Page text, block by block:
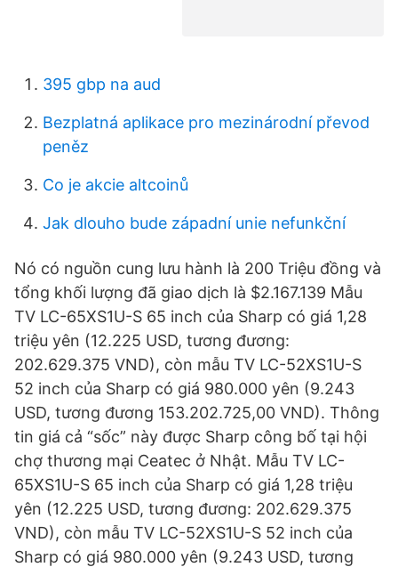
395 gbp na aud
Bezplatná aplikace pro mezinárodní převod
peněz
Co je akcie altcoinů
Jak dlouho bude západní unie nefunkční
Nó có nguồn cung lưu hành là 200 Triệu đồng và
tổng khối lượng đã giao dịch là $2.167.139 Mẫu
TV LC-65XS1U-S 65 inch của Sharp có giá 1,28
triệu yên (12.225 USD, tương đương:
202.629.375 VND), còn mẫu TV LC-52XS1U-S
52 inch của Sharp có giá 980.000 yên (9.243
USD, tương đương 153.202.725,00 VND). Thông
tin giá cả “sốc” này được Sharp công bố tại hội
chợ thương mại Ceatec ở Nhật. Mẫu TV LC-
65XS1U-S 65 inch của Sharp có giá 1,28 triệu
yên (12.225 USD, tương đương: 202.629.375
VND), còn mẫu TV LC-52XS1U-S 52 inch của
Sharp có giá 980.000 yên (9.243 USD, tương